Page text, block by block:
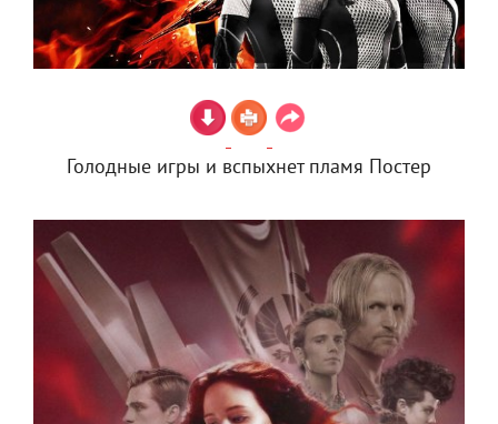
Голодные игры и вспыхнет пламя Постер